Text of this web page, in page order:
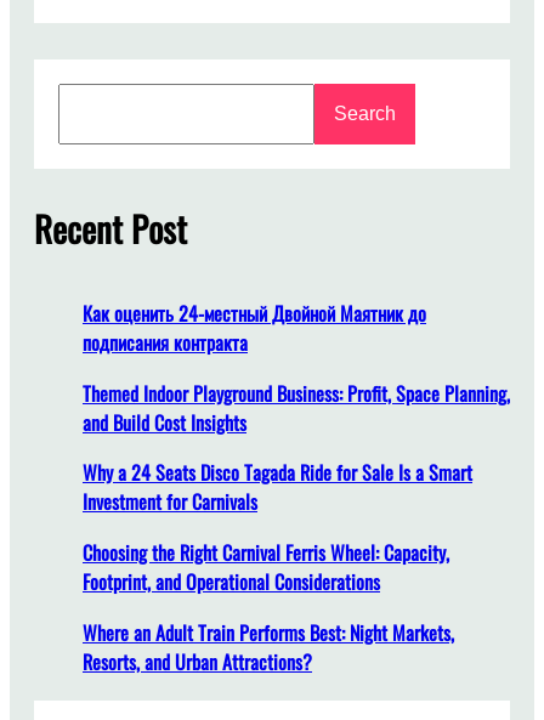
а
з
л
е
к
а
т
л
ь
н
о
е
о
б
c
h
Search
Recent Post
Как оценить 24-местный Двойной Маятник до
подписания контракта
Themed Indoor Playground Business: Profit, Space Planning,
and Build Cost Insights
Why a 24 Seats Disco Tagada Ride for Sale Is a Smart
Investment for Carnivals
Choosing the Right Carnival Ferris Wheel: Capacity,
Footprint, and Operational Considerations
Where an Adult Train Performs Best: Night Markets,
Resorts, and Urban Attractions?